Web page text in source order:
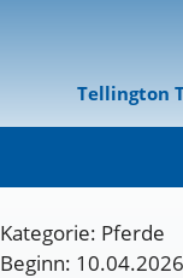
Tellington
Kategorie: Pferde
Beginn: